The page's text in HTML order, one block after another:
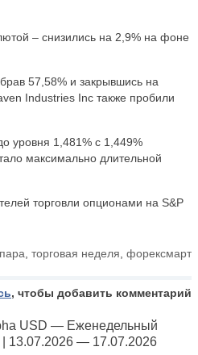
– снизились на 2,9% на фоне
57,58% и закрывшись на
Industries Inc также пробили
уровня 1,481% с 1,449%
максимально длительной
торговли опционами на S&P
пара торговая неделя форексмарт
, чтобы добавить комментарий
USD — Еженедельный
13.07.2026 — 17.07.2026